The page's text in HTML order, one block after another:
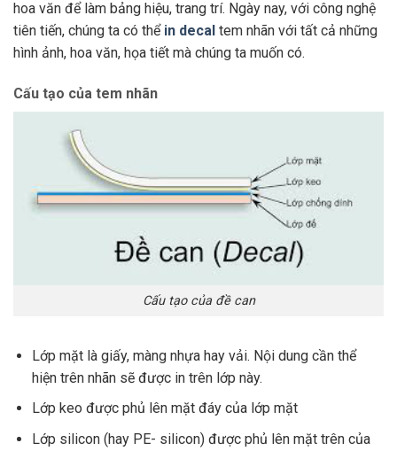
hoa văn để làm bảng hiệu, trang trí. Ngày nay, với công nghệ
tiên tiến, chúng ta có thể in decal tem nhãn với tất cả những
hình ảnh, hoa văn, họa tiết mà chúng ta muốn có.
Cấu tạo của tem nhãn
Cấu tạo của đề can
Lớp mặt là giấy, màng nhựa hay vải. Nội dung cần thể
hiện trên nhãn sẽ được in trên lớp này.
Lớp keo được phủ lên mặt đáy của lớp mặt
Lớp silicon (hay PE- silicon) được phủ lên mặt trên của